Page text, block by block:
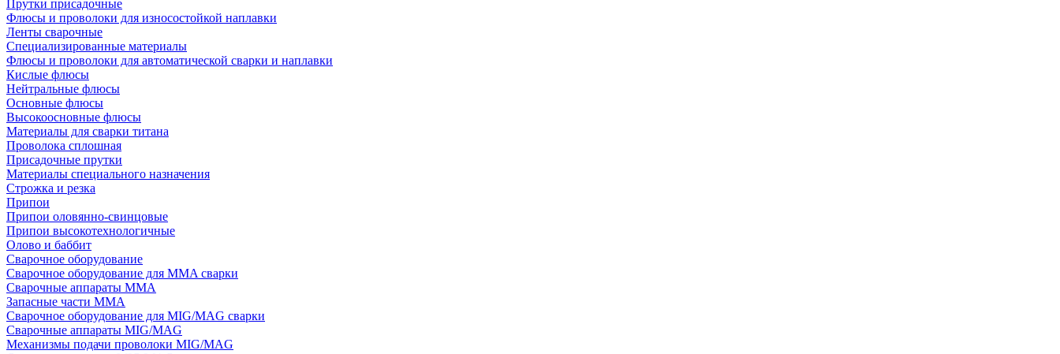
Прутки присадочные
Флюсы и проволоки для износостойкой наплавки
Ленты сварочные
Специализированные материалы
Флюсы и проволоки для автоматической сварки и наплавки
Кислые флюсы
Нейтральные флюсы
Основные флюсы
Высокоосновные флюсы
Материалы для сварки титана
Проволока сплошная
Присадочные прутки
Материалы специального назначения
Строжка и резка
Припои
Припои оловянно-свинцовые
Припои высокотехнологичные
Олово и баббит
Сварочное оборудование
Сварочное оборудование для MMA сварки
Сварочные аппараты MMA
Запасные части MMA
Сварочное оборудование для MIG/MAG сварки
Сварочные аппараты MIG/MAG
Механизмы подачи проволоки MIG/MAG